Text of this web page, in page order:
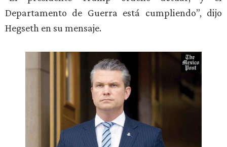
Departamento de Guerra está cumpliendo”, dijo
Hegseth en su mensaje.